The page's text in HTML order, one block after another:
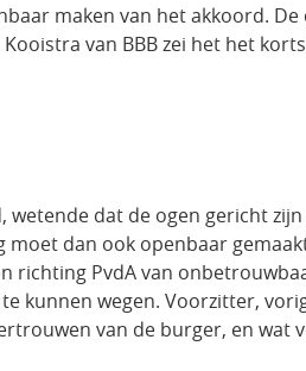
maken van het akkoord. De
van BBB zei het het
dat de ogen gericht
dan ook openbaar
richting PvdA van
kunnen wegen. Voorzitter,
van de burger, en wat